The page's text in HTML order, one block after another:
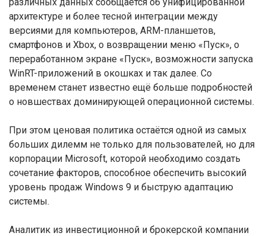
архитектуре и более тесной интеграции между
версиями для компьютеров, ARM-планшетов,
смартфонов и Xbox, о возвращении меню «Пуск», о
переработанном экране «Пуск», возможности запуска
WinRT-приложений в окошках и так далее. Со
временем станет известно ещё больше подробностей
о новшествах доминирующей операционной системы.
При этом ценовая политика остаётся одной из самых
больших дилемм не только для пользователей, но для
корпорации Microsoft, которой необходимо создать
сочетание факторов, способное обеспечить высокий
уровень продаж Windows 9 и быструю адаптацию
системы.
Аналитик из инвестиционной и брокерской компании